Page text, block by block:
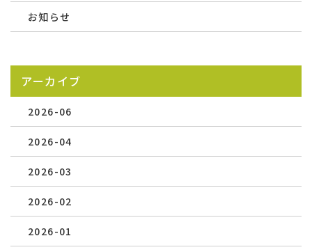
お知らせ
アーカイブ
2026-06
2026-04
2026-03
2026-02
2026-01